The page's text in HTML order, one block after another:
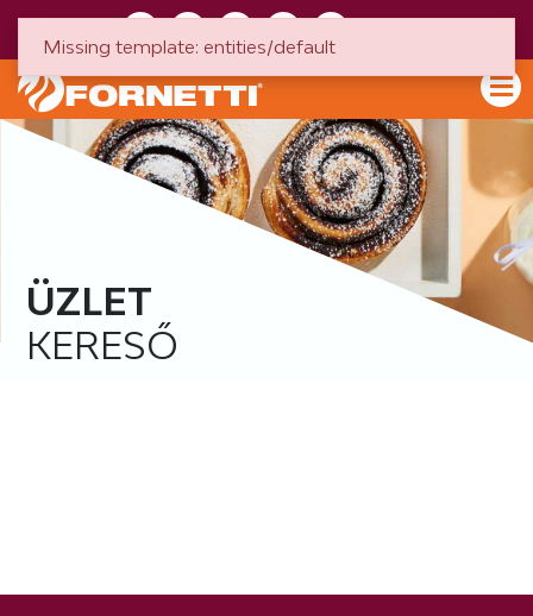
ÜZLET
KERESŐ
Missing template: entities/default